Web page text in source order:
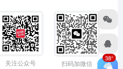
关注公众号 扫码加微信
38°